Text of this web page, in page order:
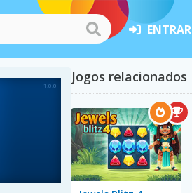
ENTRAR
Jogos relacionados